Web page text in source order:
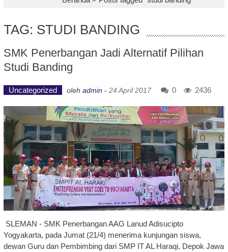
TAG: STUDI BANDING
SMK Penerbangan Jadi Alternatif Pilihan
Studi Banding
Uncategorized oleh admin - 24 April 2017 0 2436
SLEMAN - SMK Penerbangan AAG Lanud Adisucipto
Yogyakarta, pada Jumat (21/4) menerima kunjungan siswa,
dewan Guru dan Pembimbing dari SMP IT AL Haraqi, Depok Jawa